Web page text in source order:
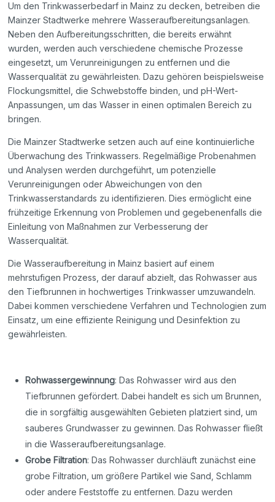
Um den Trinkwasserbedarf in Mainz zu decken, betreiben die
Mainzer Stadtwerke mehrere Wasseraufbereitungsanlagen.
Neben den Aufbereitungsschritten, die bereits erwähnt
wurden, werden auch verschiedene chemische Prozesse
eingesetzt, um Verunreinigungen zu entfernen und die
Wasserqualität zu gewährleisten. Dazu gehören beispielsweise
Flockungsmittel, die Schwebstoffe binden, und pH-Wert-
Anpassungen, um das Wasser in einen optimalen Bereich zu
bringen.
Die Mainzer Stadtwerke setzen auch auf eine kontinuierliche
Überwachung des Trinkwassers. Regelmäßige Probenahmen
und Analysen werden durchgeführt, um potenzielle
Verunreinigungen oder Abweichungen von den
Trinkwasserstandards zu identifizieren. Dies ermöglicht eine
frühzeitige Erkennung von Problemen und gegebenenfalls die
Einleitung von Maßnahmen zur Verbesserung der
Wasserqualität.
Die Wasseraufbereitung in Mainz basiert auf einem
mehrstufigen Prozess, der darauf abzielt, das Rohwasser aus
den Tiefbrunnen in hochwertiges Trinkwasser umzuwandeln.
Dabei kommen verschiedene Verfahren und Technologien zum
Einsatz, um eine effiziente Reinigung und Desinfektion zu
gewährleisten.
Rohwassergewinnung: Das Rohwasser wird aus den
Tiefbrunnen gefördert. Dabei handelt es sich um Brunnen,
die in sorgfältig ausgewählten Gebieten platziert sind, um
sauberes Grundwasser zu gewinnen. Das Rohwasser fließt
in die Wasseraufbereitungsanlage.
Grobe Filtration: Das Rohwasser durchläuft zunächst eine
grobe Filtration, um größere Partikel wie Sand, Schlamm
oder andere Feststoffe zu entfernen. Dazu werden